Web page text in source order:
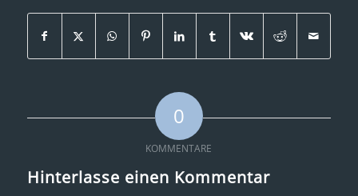
0
KOMMENTARE
Hinterlasse einen Kommentar